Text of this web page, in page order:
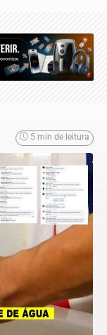
5 min de leitura